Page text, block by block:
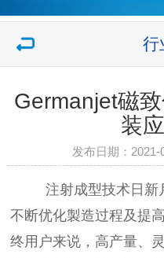
行
Germanjet磁
装
发布日期：
注射成型技术日新月
不断优化製造过程及提
终用户来说，高产量、